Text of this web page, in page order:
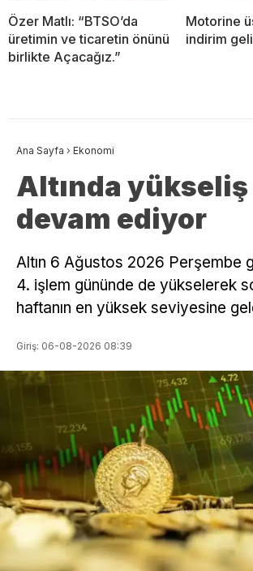
Özer Matlı: “BTSO’da
üretimin ve ticaretin önünü
birlikte Açacağız.”
Motorine
indirim
Ana Sayfa › Ekonomi
Altında yükseliş
devam ediyor
Altın 6 Ağustos 2026 Perşembe
4. işlem gününde de yükselerek
haftanın en yüksek seviyesine
Giriş: 06-08-2026 08:39